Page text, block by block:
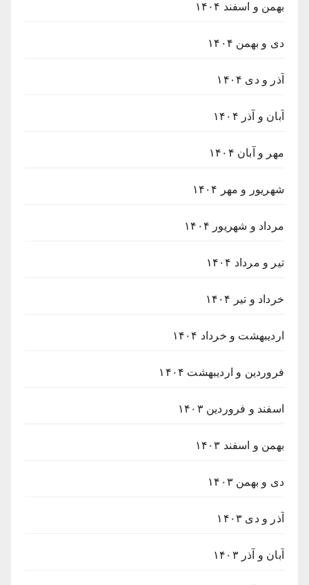
بهمن و اسفند ۱۴۰۴
دی و بهمن ۱۴۰۴
آذر و دی ۱۴۰۴
آبان و آذر ۱۴۰۴
مهر و آبان ۱۴۰۴
شهریور و مهر ۱۴۰۴
مرداد و شهریور ۱۴۰۴
تیر و مرداد ۱۴۰۴
خرداد و تیر ۱۴۰۴
اردیبهشت و خرداد ۱۴۰۴
فروردین و اردیبهشت ۱۴۰۴
اسفند و فروردین ۱۴۰۳
بهمن و اسفند ۱۴۰۳
دی و بهمن ۱۴۰۳
آذر و دی ۱۴۰۳
آبان و آذر ۱۴۰۳